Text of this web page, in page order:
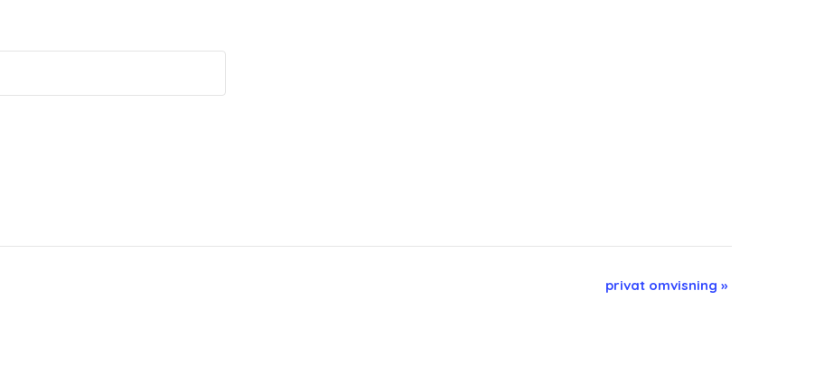
privat omvisning »